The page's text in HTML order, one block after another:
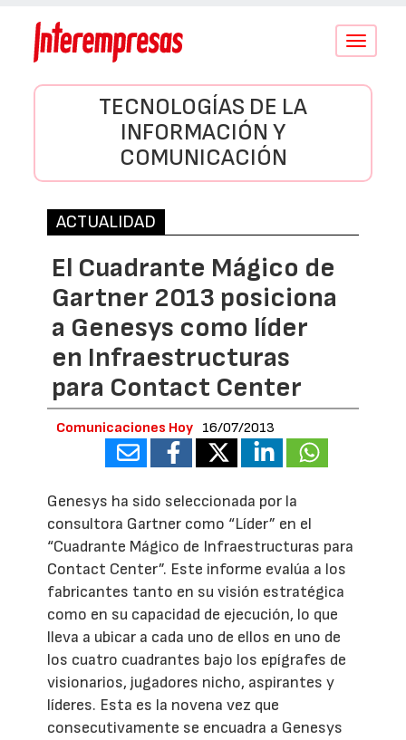
Conmutar
TECNOLOGÍAS DE LA
INFORMACIÓN Y
COMUNICACIÓN
ACTUALIDAD
El Cuadrante Mágico de
Gartner 2013 posiciona
a Genesys como líder
en Infraestructuras
para Contact Center
Comunicaciones Hoy 16/07/2013
Genesys ha sido seleccionada por la
consultora Gartner como “Líder” en el
“Cuadrante Mágico de Infraestructuras para
Contact Center”. Este informe evalúa a los
fabricantes tanto en su visión estratégica
como en su capacidad de ejecución, lo que
lleva a ubicar a cada uno de ellos en uno de
los cuatro cuadrantes bajo los epígrafes de
visionarios, jugadores nicho, aspirantes y
líderes. Esta es la novena vez que
consecutivamente se encuadra a Genesys